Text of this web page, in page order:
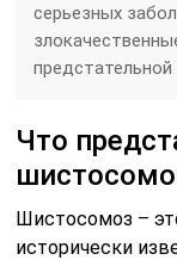
серьезных
Что
Шистосомоз –
исторически